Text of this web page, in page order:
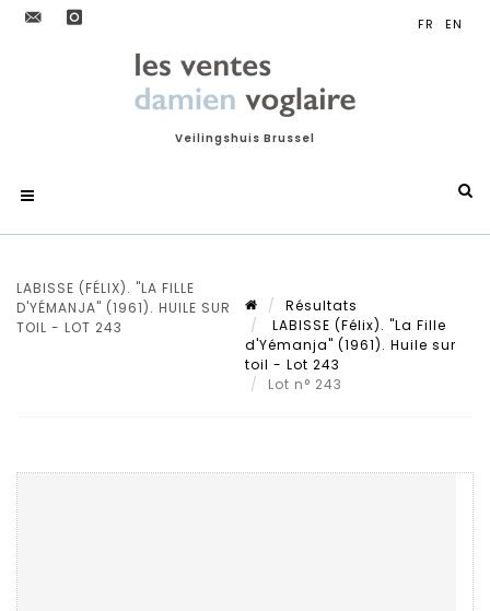
Veilingshuis Brussel
LABISSE (FÉLIX). "LA FILLE
D'YÉMANJA" (1961). HUILE SUR
TOIL - LOT 243
Résultats
LABISSE (Félix). "La Fille
d'Yémanja" (1961). Huile sur
toil - Lot 243
Lot n° 243